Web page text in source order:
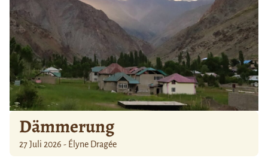
Dämmerung
27 Juli 2026 - Élyne Dragée